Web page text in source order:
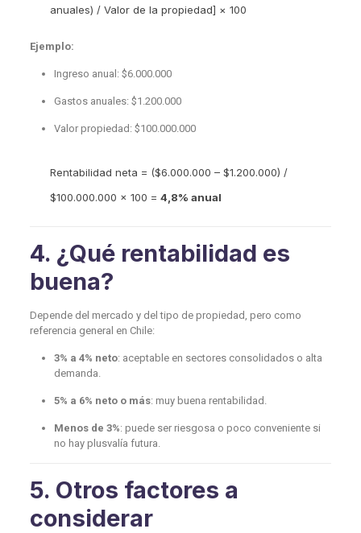
anuales) / Valor de la propiedad] × 100
Ejemplo:
Ingreso anual: $6.000.000
Gastos anuales: $1.200.000
Valor propiedad: $100.000.000
Rentabilidad neta = ($6.000.000 – $1.200.000) /
$100.000.000 × 100 = 4,8% anual
4. ¿Qué rentabilidad es
buena?
Depende del mercado y del tipo de propiedad, pero como
referencia general en Chile:
3% a 4% neto: aceptable en sectores consolidados o alta
demanda.
5% a 6% neto o más: muy buena rentabilidad.
Menos de 3%: puede ser riesgosa o poco conveniente si
no hay plusvalía futura.
5. Otros factores a
considerar